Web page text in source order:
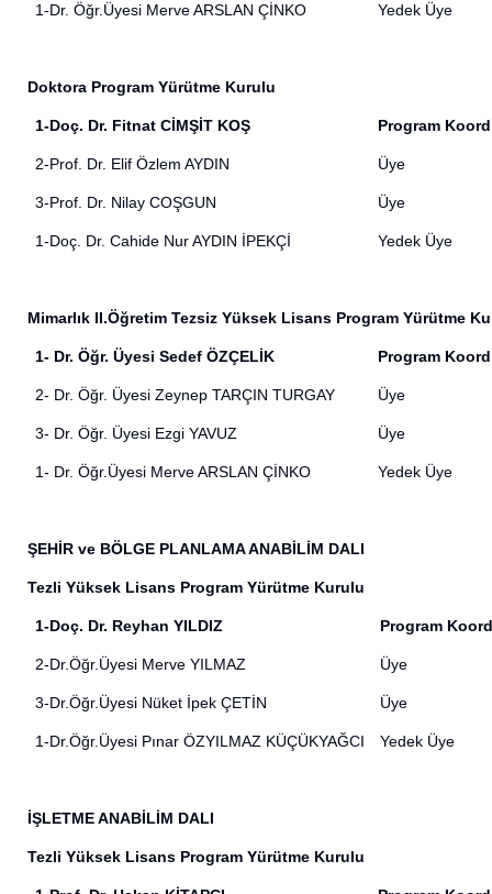
1-Dr. Öğr.Üyesi Merve ARSLAN ÇİNKO Yedek Üye
Doktora Program Yürütme Kurulu
1-Doç. Dr. Fitnat CİMŞİT KOŞ Program
2-Prof. Dr. Elif Özlem AYDIN Üye
3-Prof. Dr. Nilay COŞGUN Üye
1-Doç. Dr. Cahide Nur AYDIN İPEKÇİ Yedek Üye
Mimarlık II.Öğretim Tezsiz Yüksek Lisans Program Yürütme
1- Dr. Öğr. Üyesi Sedef ÖZÇELİK Program
2- Dr. Öğr. Üyesi Zeynep TARÇIN TURGAY Üye
3- Dr. Öğr. Üyesi Ezgi YAVUZ Üye
1- Dr. Öğr.Üyesi Merve ARSLAN ÇİNKO Yedek Üye
ŞEHİR ve BÖLGE PLANLAMA ANABİLİM DALI
Tezli Yüksek Lisans Program Yürütme Kurulu
1-Doç. Dr. Reyhan YILDIZ Program
2-Dr.Öğr.Üyesi Merve YILMAZ Üye
3-Dr.Öğr.Üyesi Nüket İpek ÇETİN Üye
1-Dr.Öğr.Üyesi Pınar ÖZYILMAZ KÜÇÜKYAĞCI Yedek Üye
İŞLETME ANABİLİM DALI
Tezli Yüksek Lisans Program Yürütme Kurulu